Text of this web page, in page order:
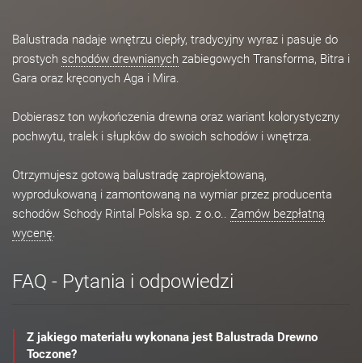
Balustrada nadaje wnętrzu ciepły, tradycyjny wyraz i pasuje do
prostych schodów drewnianych zabiegowych Transforma, Bitra i
Gara oraz kręconych Aga i Mira.
Dobierasz ton wykończenia drewna oraz wariant kolorystyczny
pochwytu, tralek i słupków do swoich schodów i wnętrza.
Otrzymujesz gotową balustradę zaprojektowaną,
wyprodukowaną i zamontowaną na wymiar przez producenta
schodów Schody Rintal Polska sp. z o.o.. Zamów bezpłatną
wycenę.
FAQ - Pytania i odpowiedzi
Z jakiego materiału wykonana jest Balustrada Drewno
Toczone?